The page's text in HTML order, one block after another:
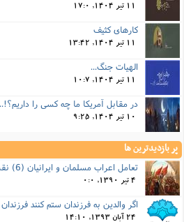
11 تیر 1404, 17:0
کارهای کثیف
11 تیر 1404, 13:42
الهیات جنگ...
11 تیر 1404, 10:7
در مقابل آمریکا ما چه کسی را داریم؟!...
10 تیر 1404, 9:25
پر بازدیدترین ها
4 تیر 1390, 0:0
24 آبان 1393, 14:10